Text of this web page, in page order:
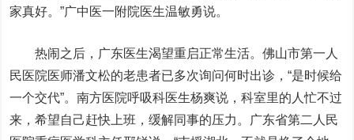
家真好。”广中医一附院医生温敏勇说。
热闹之后，广东医生渴望重启正常生活。佛山市第一人
民医院医师潘文松的老患者已多次询问何时出诊，“是时候给
一个交代”。南方医院呼吸科医生杨爽说，科室里的人忙不过
来，希望自己赶快上班，缓解同事的压力。广东省第二人民